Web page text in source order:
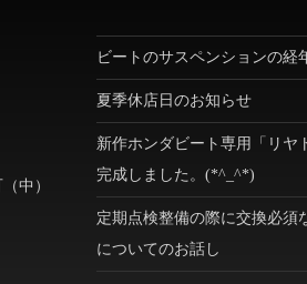
中）
ビートのサスペンションの経
夏季休店日のお知らせ
新作ホンダビート専用「リヤ
完成しました。(*^_^*)
定期点検整備の際に交換必須
についてのお話し